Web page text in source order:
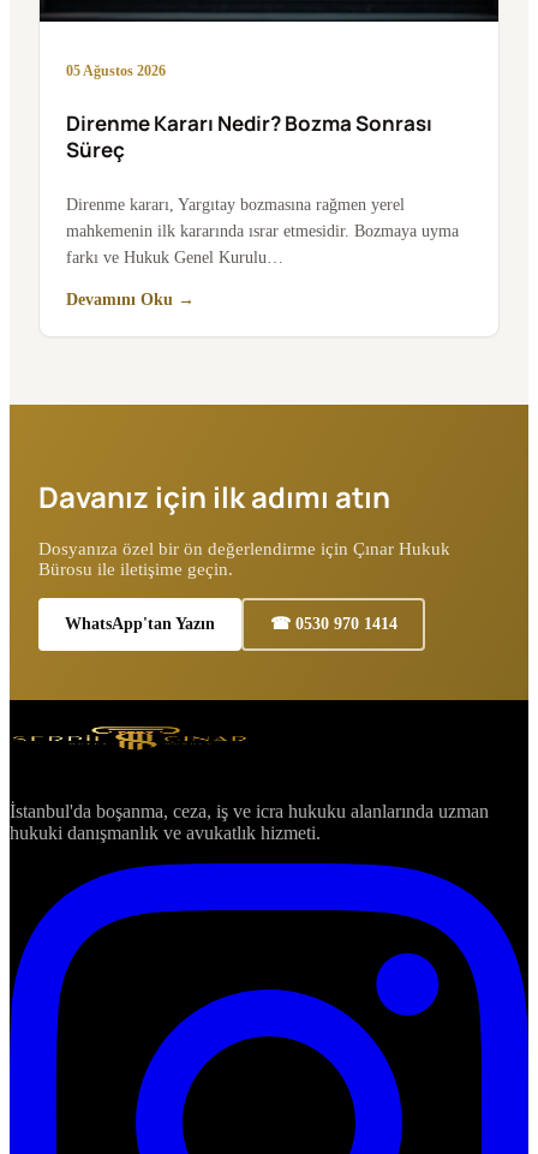
05 Ağustos 2026
Direnme Kararı Nedir? Bozma Sonrası
Süreç
Direnme kararı, Yargıtay bozmasına rağmen yerel
mahkemenin ilk kararında ısrar etmesidir. Bozmaya uyma
farkı ve Hukuk Genel Kurulu…
Devamını Oku →
Davanız için ilk adımı atın
Dosyanıza özel bir ön değerlendirme için Çınar Hukuk
Bürosu ile iletişime geçin.
WhatsApp'tan Yazın ☎ 0530 970 1414
İstanbul'da boşanma, ceza, iş ve icra hukuku alanlarında uzman
hukuki danışmanlık ve avukatlık hizmeti.